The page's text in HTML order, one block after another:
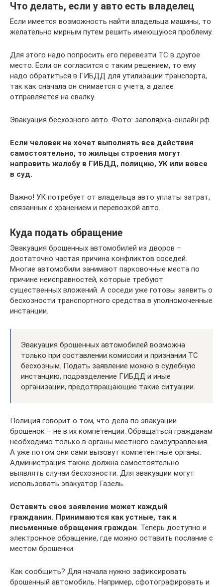
Что делать, если у авто есть владелец
Если имеется возможность найти владельца машины, то
желательно мирным путем решить имеющуюся проблему.
Для этого надо попросить его перевезти ТС в другое
место. Если он согласится с таким решением, то ему
надо обратиться в ГИБДД для утилизации транспорта,
так как сначала он снимается с учета, а далее
отправляется на свалку.
Эвакуация бесхозного авто. Фото: заполярка-онлайн.рф
Если человек не хочет выполнять все действия
самостоятельно, то жильцы строения могут
направить жалобу в ГИБДД, полицию, УК или вовсе
в суд.
Важно! УК потребует от владельца авто уплаты затрат,
связанных с хранением и перевозкой авто.
Куда подать обращение
Эвакуация брошенных автомобилей из дворов –
достаточно частая причина конфликтов соседей.
Многие автомобили занимают парковочные места по
причине неисправностей, которые требуют
существенных вложений. А соседи уже готовы заявить о
бесхозности транспортного средства в уполномоченные
инстанции.
Эвакуация брошенных автомобилей возможна
только при составлении комиссии и признании ТС
бесхозным. Подать заявление можно в судебную
инстанцию, подразделение ГИБДД и иные
организации, предотвращающие такие ситуации.
Полиция говорит о том, что дела по эвакуации
брошенок – не в их компетенции. Обращаться гражданам
необходимо только в органы местного самоуправления.
А уже потом они сами вызовут компетентные органы.
Администрация также должна самостоятельно
выявлять случаи бесхозности. Для эвакуации могут
использовать эвакуатор Газель.
Оставить свое заявление может каждый
гражданин. Принимаются как устные, так и
письменные обращения граждан. Теперь доступно и
электронное обращение, где можно оставить послание с
местом брошенки.
Как сообщить? Для начала нужно зафиксировать
брошенный автомобиль. Например, сфотографировать и